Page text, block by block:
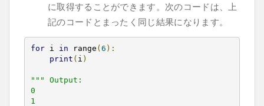
に取得することができます。次のコードは、上
記のコードとまったく同じ結果になります。
for i in range (6 ):
print ( i )
""" Output:
0
1